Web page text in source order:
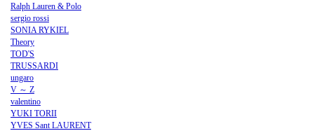
Ralph Lauren & Polo
sergio rossi
SONIA RYKIEL
Theory
TOD'S
TRUSSARDI
ungaro
V ～ Z
valentino
YUKI TORII
YVES Sant LAURENT